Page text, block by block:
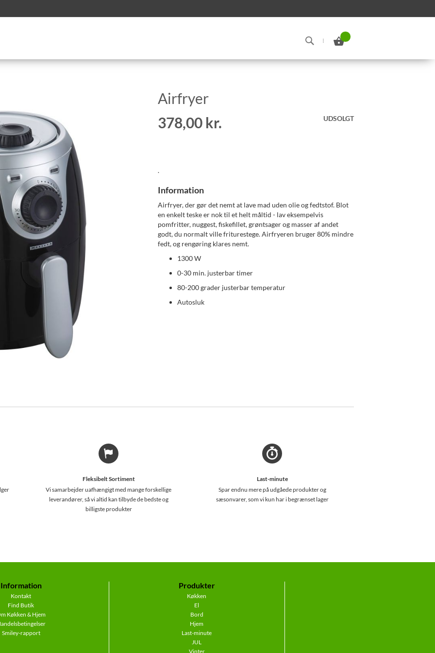
Min indkøbskurv
Search
Airfryer
378,00 kr.
UDSOLGT
.
Information
Airfryer, der gør det nemt at lave mad uden olie og fedtstof. Blot
en enkelt teske er nok til et helt måltid - lav eksempelvis
pomfritter, nuggest, fiskefillet, grøntsager og masser af andet
godt, du normalt ville friturestege. Airfryeren bruger 80% mindre
fedt, og rengøring klares nemt.
1300 W
0-30 min. justerbar timer
80-200 grader justerbar temperatur
Autosluk
Fleksibelt Sortiment
Vi samarbejder uafhængigt med mange forskellige
leverandører, så vi altid kan tilbyde de bedste og
billigste produkter
Last-minute
Spar endnu mere på udgåede produkter og
sæsonvarer, som vi kun har i begrænset lager
Information
Kontakt
Find Butik
Køkken & Hjem
Smiley-rapport
Produkter
Køkken
El
Bord
Hjem
Last-minute
JUL
Vinter